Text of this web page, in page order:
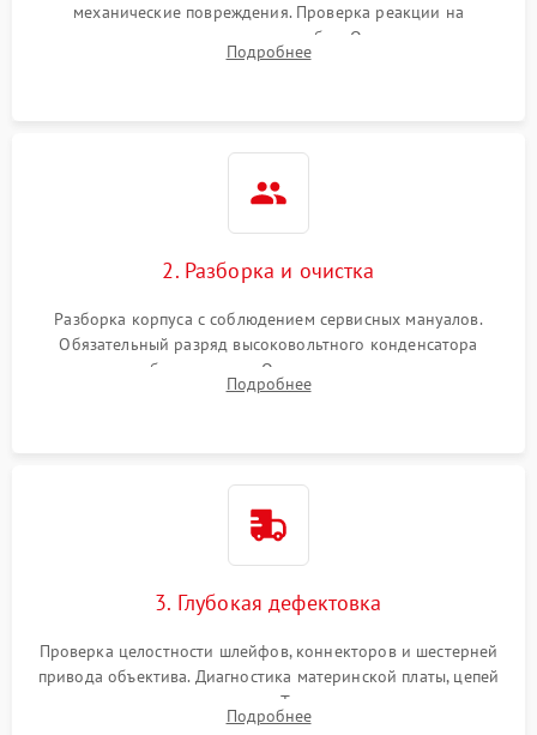
механические повреждения. Проверка реакции на
включение, считывание кодов ошибок. Оценка состояния
матрицы и затвора, проверка работы автофокуса и вспышки.
Подробнее
2. Разборка и очистка
Разборка корпуса с соблюдением сервисных мануалов.
Обязательный разряд высоковольтного конденсатора
вспышки для безопасности. Очистка внутренних узлов от
пыли, песка и следов влаги с помощью спецсредств.
Подробнее
3. Глубокая дефектовка
Проверка целостности шлейфов, коннекторов и шестерней
привода объектива. Диагностика материнской платы, цепей
питания и картоприемника. Тестирование механизма
затвора и блока внутрикамерной стабилизации.
Подробнее